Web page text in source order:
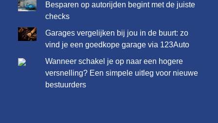
Besparen op autorijden begint met de juiste
checks
Garages vergelijken bij jou in de buurt: zo
vind je een goedkope garage via 123Auto
Wanneer schakel je op naar een hogere
versnelling? Een simpele uitleg voor nieuwe
bestuurders